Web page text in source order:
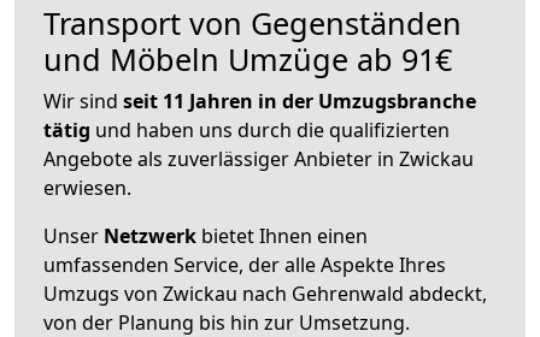
Transport von Gegenständen
und Möbeln Umzüge ab 91€
Wir sind seit 11 Jahren in der Umzugsbranche
tätig und haben uns durch die qualifizierten
Angebote als zuverlässiger Anbieter in Zwickau
erwiesen.
Unser Netzwerk bietet Ihnen einen
umfassenden Service, der alle Aspekte Ihres
Umzugs von Zwickau nach Gehrenwald abdeckt,
von der Planung bis hin zur Umsetzung.